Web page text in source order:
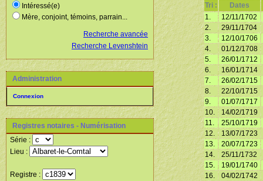
Intéressé(e)
Mère, conjoint, témoins, parrain...
Recherche avancée
Recherche Levenshtein
Administration
Connexion
Registres notaires - Numérisation
Série :
Lieu :
Registre :
Tri :
Dates
1.
12/11/1702
2.
29/11/1704
3.
12/10/1706
4.
01/12/1708
5.
26/01/1712
6.
16/01/1714
7.
26/02/1715
8.
22/10/1715
9.
01/07/1717
10.
14/02/1719
11.
25/10/1719
12.
13/07/1723
13.
20/07/1723
14.
25/11/1732
15.
19/01/1740
16.
04/02/1742